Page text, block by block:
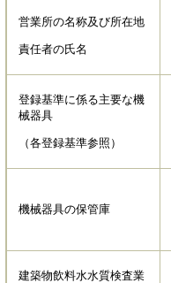
営業所の名称及び所在地
責任者の氏名
登録基準に係る主要な機
械器具
（各登録基準参照）
機械器具の保管庫
建築物飲料水水質検査業